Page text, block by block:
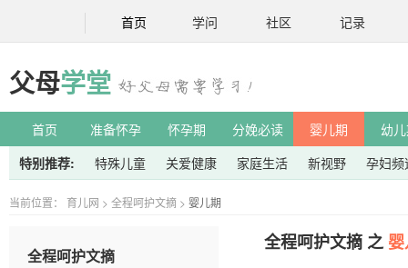
首页 学问 社区 记录
父母学堂
首页 准备怀孕 怀孕期 分娩必读 婴儿期
幼
特别推荐:
特殊儿童 关爱健康 家庭生活 新视野 孕妇频
当前位置： 育儿网 > 全程呵护文摘 > 婴儿期
全程呵护文摘
全程呵护文摘 之